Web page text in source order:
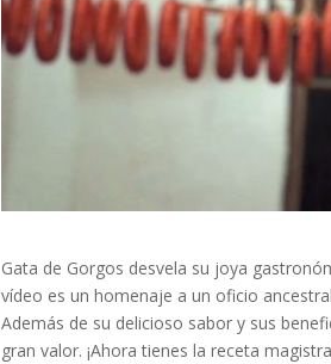
Gata de Gorgos desvela su joya
vídeo es un homenaje a un oficio
Además de su delicioso sabor y sus
gran valor. ¡Ahora tienes la receta